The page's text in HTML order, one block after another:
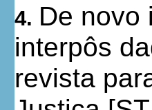
4. De novo
interpôs
revista